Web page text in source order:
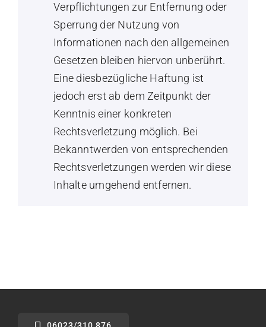
Verpflichtungen zur Entfernung oder
Sperrung der Nutzung von
Informationen nach den allgemeinen
Gesetzen bleiben hiervon unberührt.
Eine diesbezügliche Haftung ist
jedoch erst ab dem Zeitpunkt der
Kenntnis einer konkreten
Rechtsverletzung möglich. Bei
Bekanntwerden von entsprechenden
Rechtsverletzungen werden wir diese
Inhalte umgehend entfernen.